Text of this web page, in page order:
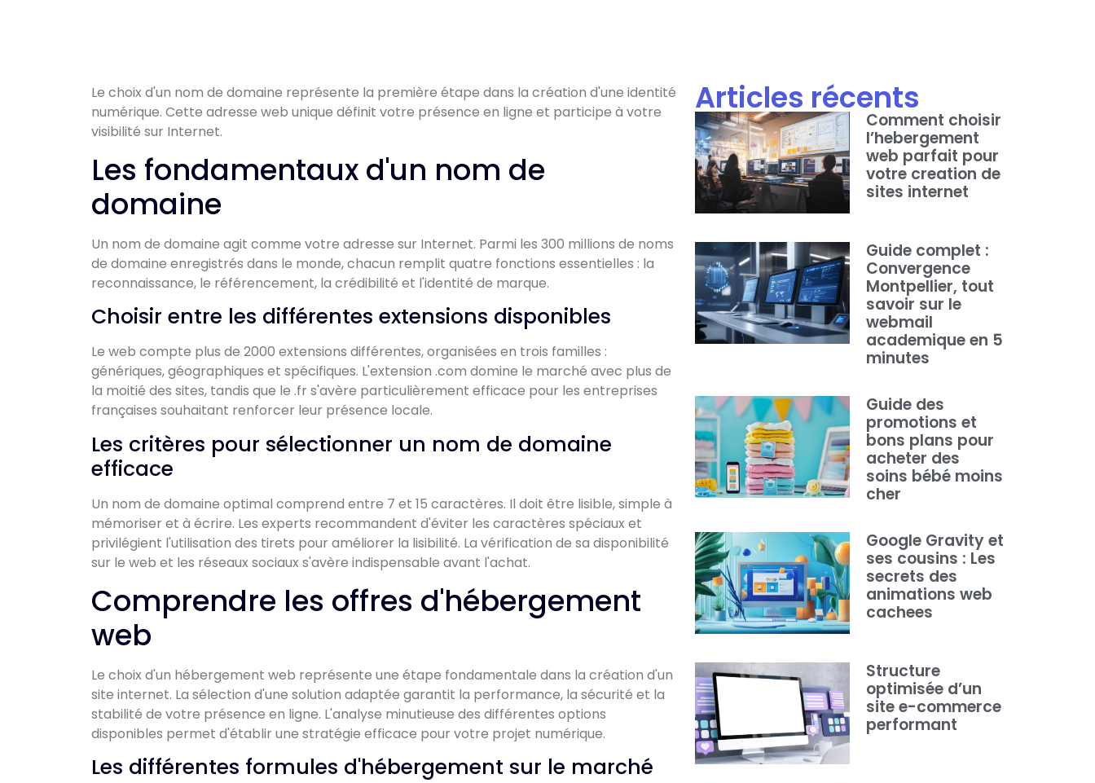
Le choix d'un nom de domaine représente la première étape dans la création d'une identité
numérique. Cette adresse web unique définit votre présence en ligne et participe à votre
visibilité sur Internet.
Les fondamentaux d'un nom de
domaine
Un nom de domaine agit comme votre adresse sur Internet. Parmi les 300 millions de noms
de domaine enregistrés dans le monde, chacun remplit quatre fonctions essentielles : la
reconnaissance, le référencement, la crédibilité et l'identité de marque.
Choisir entre les différentes extensions disponibles
Le web compte plus de 2000 extensions différentes, organisées en trois familles :
génériques, géographiques et spécifiques. L'extension .com domine le marché avec plus de
la moitié des sites, tandis que le .fr s'avère particulièrement efficace pour les entreprises
françaises souhaitant renforcer leur présence locale.
Les critères pour sélectionner un nom de domaine
efficace
Un nom de domaine optimal comprend entre 7 et 15 caractères. Il doit être lisible, simple à
mémoriser et à écrire. Les experts recommandent d'éviter les caractères spéciaux et
privilégient l'utilisation des tirets pour améliorer la lisibilité. La vérification de sa disponibilité
sur le web et les réseaux sociaux s'avère indispensable avant l'achat.
Comprendre les offres d'hébergement
web
Le choix d'un hébergement web représente une étape fondamentale dans la création d'un
site internet. La sélection d'une solution adaptée garantit la performance, la sécurité et la
stabilité de votre présence en ligne. L'analyse minutieuse des différentes options
disponibles permet d'établir une stratégie efficace pour votre projet numérique.
Les différentes formules d'hébergement sur le marché
Articles récents
Comment choisir
l’hebergement
web parfait pour
votre creation de
sites internet
Guide complet :
Convergence
Montpellier, tout
savoir sur le
webmail
academique en 5
minutes
Guide des
promotions et
bons plans pour
acheter des
soins bébé moins
cher
Google Gravity et
ses cousins : Les
secrets des
animations web
cachees
Structure
optimisée d’un
site e-commerce
performant